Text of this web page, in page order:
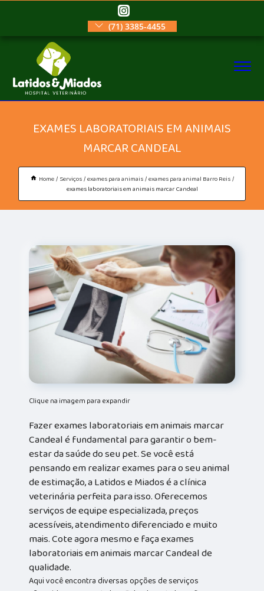
(71) 3385-4455
EXAMES LABORATORIAIS EM ANIMAIS
MARCAR CANDEAL
Home Serviços exames para animais exames para animal Barro Reis
exames laboratoriais em animais marcar Candeal
Clique na imagem para expandir
Fazer exames laboratoriais em animais marcar
Candeal é fundamental para garantir o bem-
estar da saúde do seu pet. Se você está
pensando em realizar exames para o seu animal
de estimação, a Latidos e Miados é a clínica
veterinária perfeita para isso. Oferecemos
serviços de equipe especializada, preços
acessíveis, atendimento diferenciado e muito
mais. Cote agora mesmo e faça exames
laboratoriais em animais marcar Candeal de
qualidade.
Aqui você encontra diversas opções de serviços